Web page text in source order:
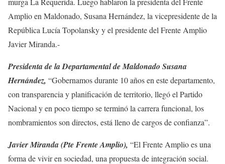
Amplio en Maldonado, Susana Hernández, la vicepresidente de la
República Lucía Topolansky y el presidente del Frente Amplio
Javier Miranda.-
Presidenta de la Departamental de Maldonado Susana
Hernández, “Gobernamos durante 10 años en este departamento,
con transparencia y planificación de territorio, llegó el Partido
Nacional y en poco tiempo se terminó la carrera funcional, los
nombramientos son directos, está lleno de cargos de confianza”.
Javier Miranda (Pte Frente Amplio), “El Frente Amplio es una
forma de vivir en sociedad, una propuesta de integración social.